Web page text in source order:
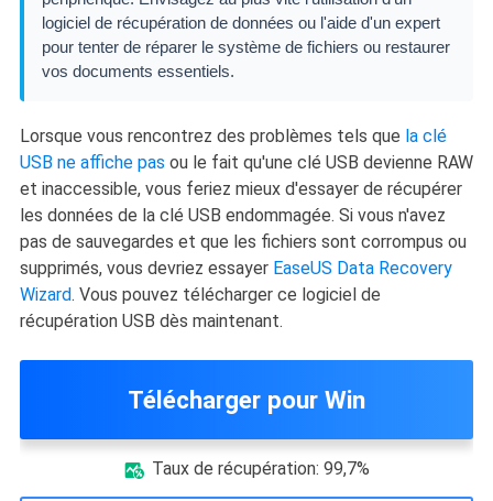
logiciel de récupération de données ou l'aide d'un expert
pour tenter de réparer le système de fichiers ou restaurer
vos documents essentiels.
Lorsque vous rencontrez des problèmes tels que la clé
USB ne affiche pas ou le fait qu'une clé USB devienne RAW
et inaccessible, vous feriez mieux d'essayer de récupérer
les données de la clé USB endommagée. Si vous n'avez
pas de sauvegardes et que les fichiers sont corrompus ou
supprimés, vous devriez essayer EaseUS Data Recovery
Wizard. Vous pouvez télécharger ce logiciel de
récupération USB dès maintenant.
Télécharger pour Win
 Taux de récupération: 99,7%